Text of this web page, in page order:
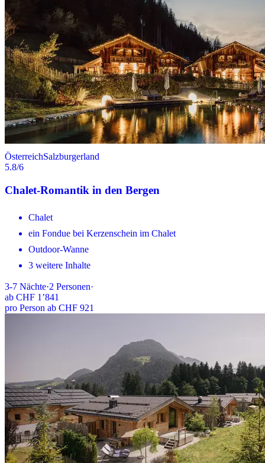
ÖsterreichSalzburgerland
5.8/6
Chalet-Romantik in den Bergen
Chalet
ein Fondue bei Kerzenschein im Chalet
Outdoor-Wanne
3 weitere Inhalte
3-7 Nächte·2 Personen·
ab CHF 1’841
pro Person ab CHF 921